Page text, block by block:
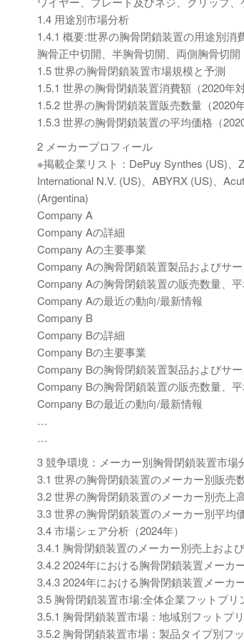
1.4 用途別市場分析
1.4.1 概要:世界の胸骨閉鎖装置の用途別消
胸骨正中切開、半胸骨切開、両側胸骨切開
1.5 世界の胸骨閉鎖装置市場規模と予測
1.5.1 世界の胸骨閉鎖装置消費額（2020年
1.5.2 世界の胸骨閉鎖装置販売数量（2020
1.5.3 世界の胸骨閉鎖装置の平均価格（
2 メーカープロフィール
※掲載企業リスト：DePuy Synthes (US)
International N.V. (US)、ABYRX (US)、
(Argentina)
Company A
Company Aの詳細
Company Aの主要事業
Company Aの胸骨閉鎖装置製品およびサ
Company Aの胸骨閉鎖装置の販売数量、
Company Aの最近の動向/最新情報
Company B
Company Bの詳細
Company Bの主要事業
Company Bの胸骨閉鎖装置製品およびサ
Company Bの胸骨閉鎖装置の販売数量、
Company Bの最近の動向/最新情報
…
…
3 競争環境：メーカー別胸骨閉鎖装置市場
3.1 世界の胸骨閉鎖装置のメーカー別販売
3.2 世界の胸骨閉鎖装置のメーカー別売上
3.3 世界の胸骨閉鎖装置のメーカー別平均
3.4 市場シェア分析（2024年）
3.4.1 胸骨閉鎖装置のメーカー別売上およ
3.4.2 2024年における胸骨閉鎖装置メーカ
3.4.3 2024年における胸骨閉鎖装置メーカ
3.5 胸骨閉鎖装置市場:全体企業フットプリ
3.5.1 胸骨閉鎖装置市場：地域別フットプ
3.5.2 胸骨閉鎖装置市場：製品タイプ別フ